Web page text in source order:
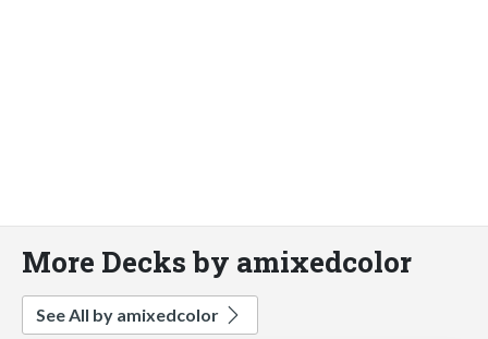
More Decks by amixedcolor
See All by amixedcolor